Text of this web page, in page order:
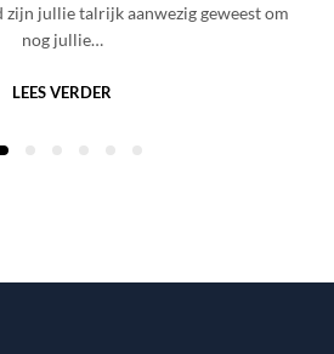
jullie talrijk aanwezig geweest om
nog jullie…
LEES VERDER